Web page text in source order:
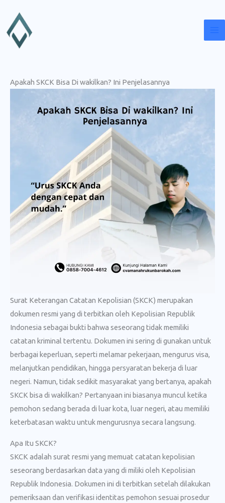
konten
Apakah SKCK Bisa Di wakilkan? Ini Penjelasannya
Surat Keterangan Catatan Kepolisian (SKCK) merupakan
dokumen resmi yang di terbitkan oleh Kepolisian Republik
Indonesia sebagai bukti bahwa seseorang tidak memiliki
catatan kriminal tertentu. Dokumen ini sering di gunakan untuk
berbagai keperluan, seperti melamar pekerjaan, mengurus visa,
melanjutkan pendidikan, hingga persyaratan bekerja di luar
negeri. Namun, tidak sedikit masyarakat yang bertanya, apakah
SKCK bisa di wakilkan? Pertanyaan ini biasanya muncul ketika
pemohon sedang berada di luar kota, luar negeri, atau memiliki
keterbatasan waktu untuk mengurusnya secara langsung.
Apa Itu SKCK?
SKCK adalah surat resmi yang memuat catatan kepolisian
seseorang berdasarkan data yang di miliki oleh Kepolisian
Republik Indonesia. Dokumen ini di terbitkan setelah dilakukan
pemeriksaan dan verifikasi identitas pemohon sesuai prosedur